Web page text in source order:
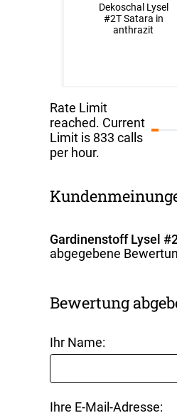
Dekoschal Lysel
#2T Satara in
anthrazit
Rate Limit
reached. Current
Limit is 833 calls
per hour.
Gardinenstoff Lysel
abgegebene
Bewertung
Ihr Name:
Ihre E-Mail-Adresse: